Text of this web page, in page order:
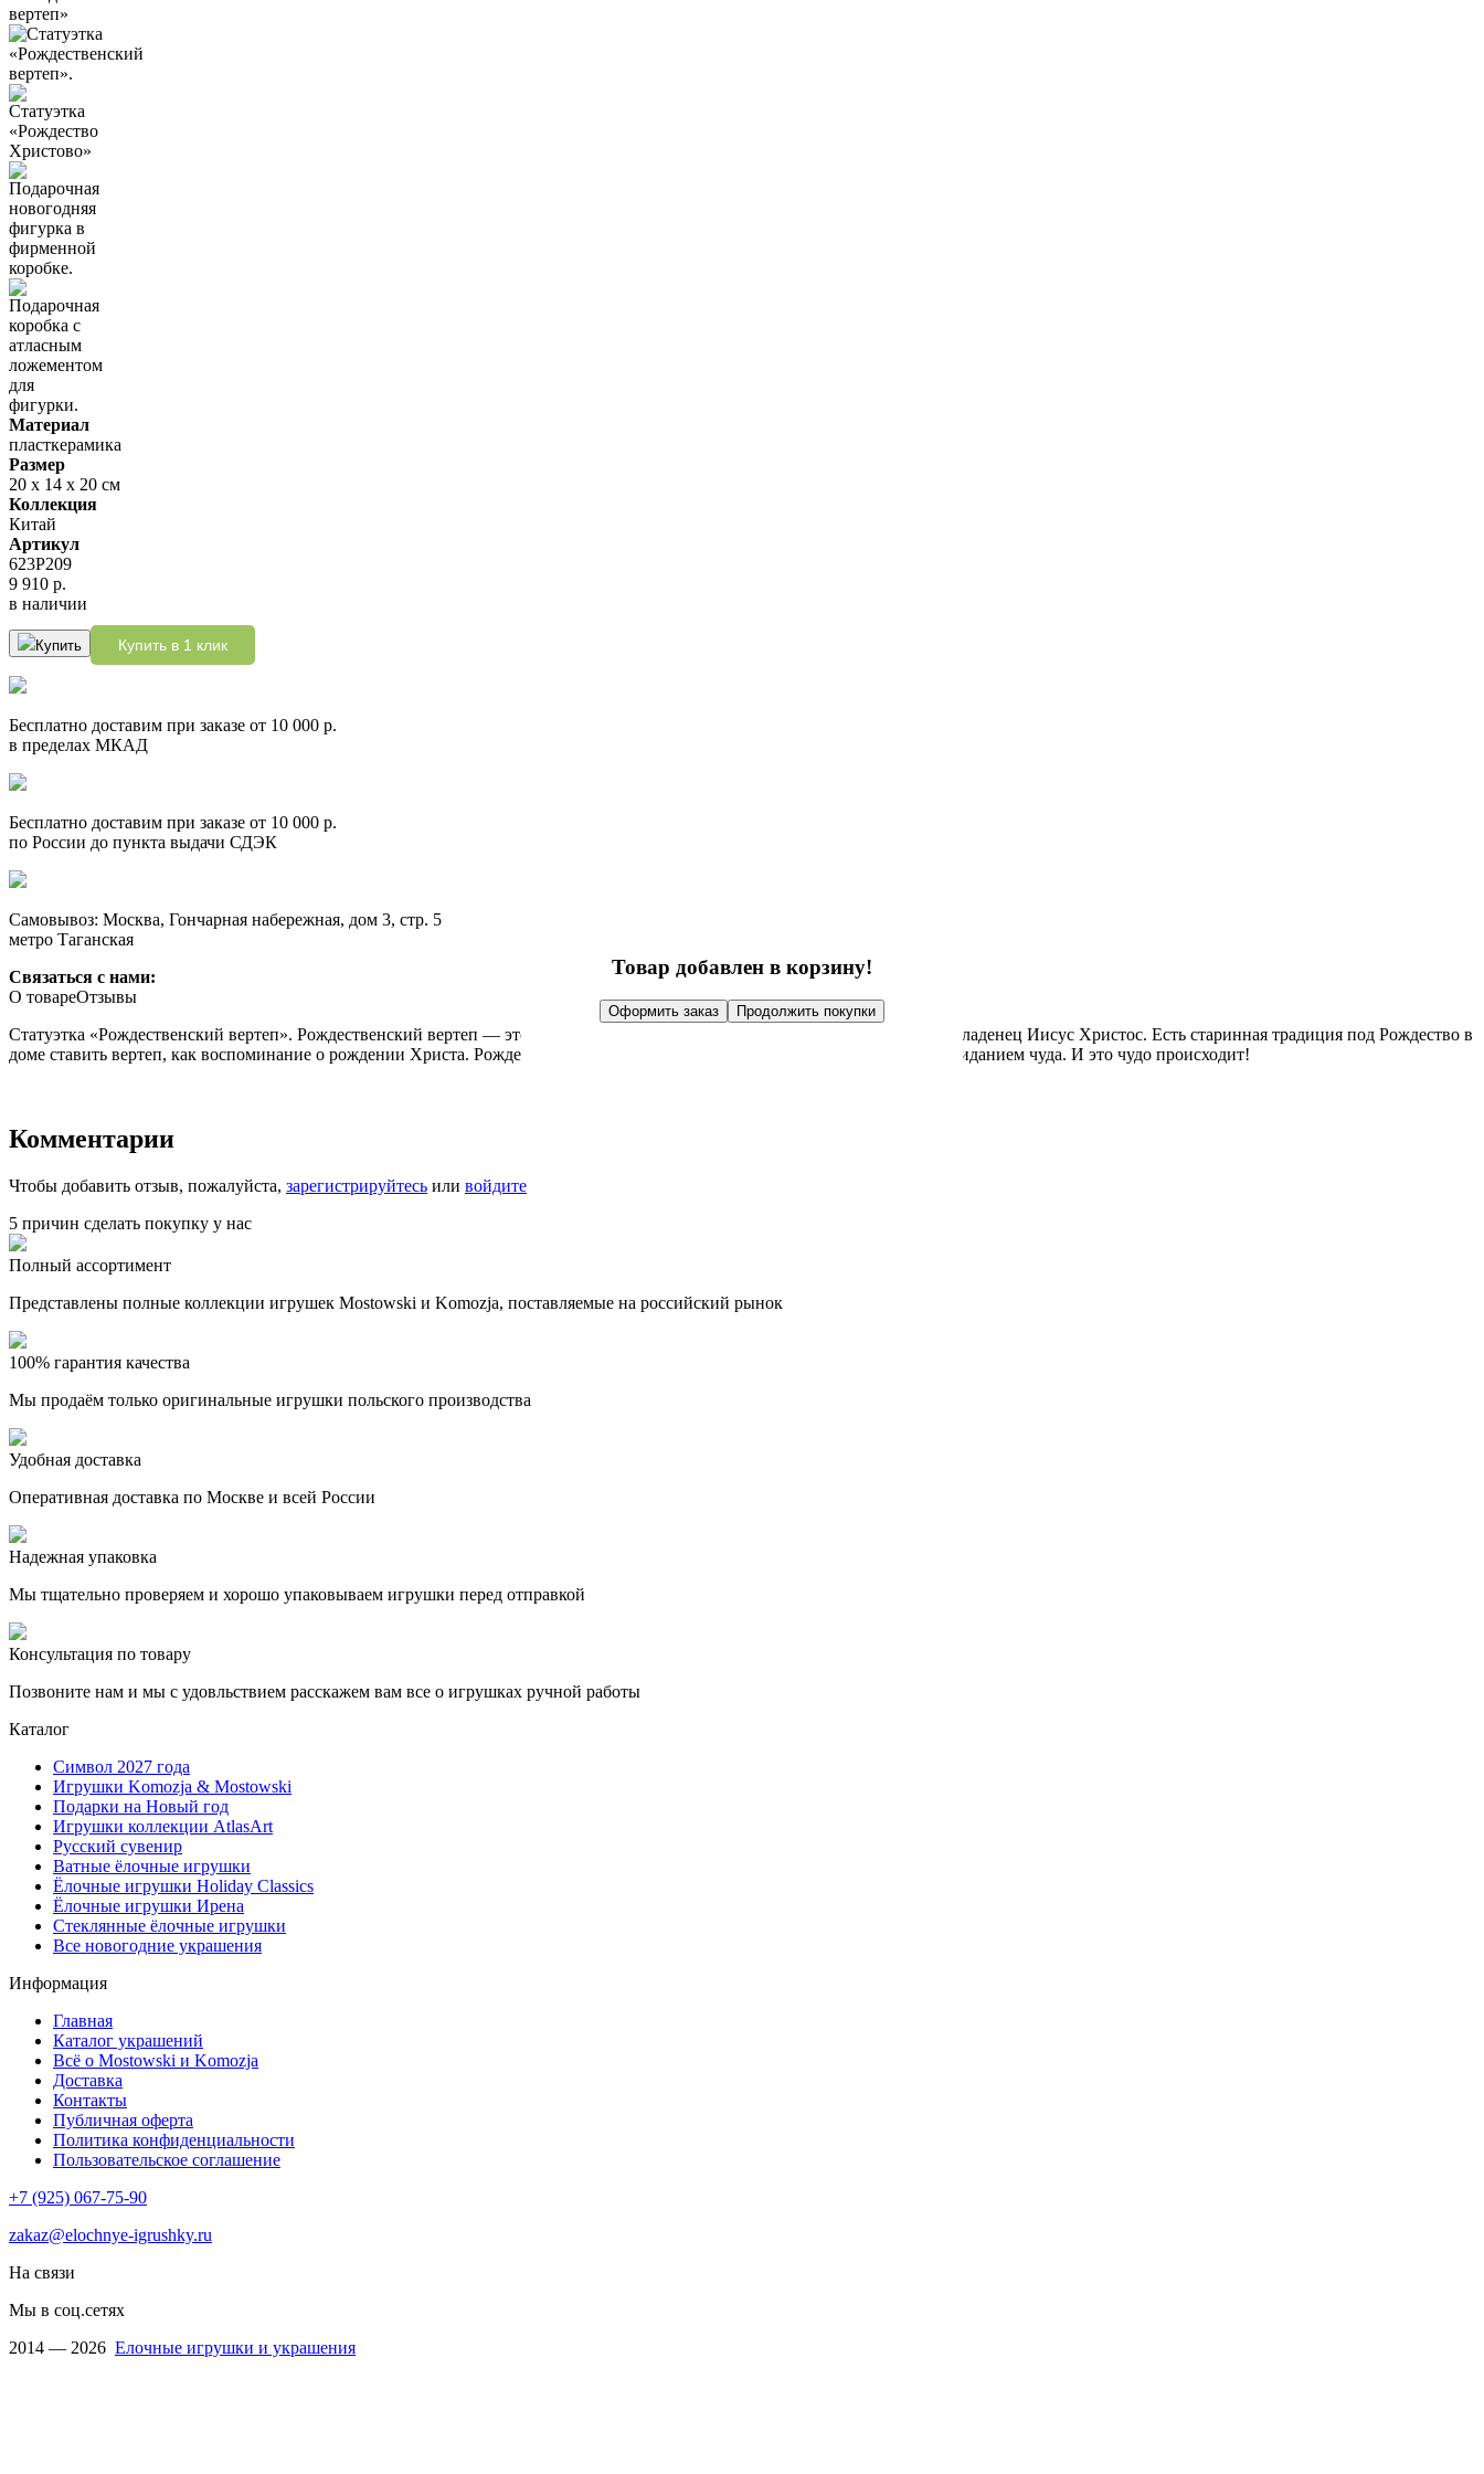
Материал
пласткерамика
Размер
20 х 14 х 20 см
Коллекция
Китай
Артикул
623Р209
9 910 р.
в наличии
Купить Купить в 1 клик
Бесплатно доставим при заказе от 10 000 р.
в пределах МКАД
Бесплатно доставим при заказе от 10 000 р.
по России до пункта выдачи СДЭК
Самовывоз: Москва, Гончарная набережная, дом 3, стр. 5
метро Таганская
Связаться с нами:
О товареОтзывы
Статуэтка «Рождественский вертеп». Рождественский вертеп — это изображение Вифлеемской пещеры в которой родился младенец Иисус Христос. Есть старинная традиция под Рождество в
доме ставить вертеп, как воспоминание о рождении Христа. Рождество Христово — это время, когда сердце наполняется ожиданием чуда. И это чудо происходит!
Комментарии
Чтобы добавить отзыв, пожалуйста, зарегистрируйтесь или войдите
5 причин сделать покупку у нас
Полный ассортимент
Представлены полные коллекции игрушек Mostowski и Komozja, поставляемые на российский рынок
100% гарантия качества
Мы продаём только оригинальные игрушки польского производства
Удобная доставка
Оперативная доставка по Москве и всей России
Надежная упаковка
Мы тщательно проверяем и хорошо упаковываем игрушки перед отправкой
Консультация по товару
Позвоните нам и мы с удовльствием расскажем вам все о игрушках ручной работы
Каталог
Символ 2027 года
Игрушки Komozja & Mostowski
Подарки на Новый год
Игрушки коллекции AtlasArt
Русский сувенир
Ватные ёлочные игрушки
Ёлочные игрушки Holiday Classics
Ëлочные игрушки Ирена
Стеклянные ёлочные игрушки
Все новогодние украшения
Информация
Главная
Каталог украшений
Всё о Mostowski и Komozja
Доставка
Контакты
Публичная оферта
Политика конфиденциальности
Пользовательское соглашение
+7 (925) 067-75-90
zakaz@elochnye-igrushky.ru
На связи
Мы в соц.сетях
2014 — 2026 Елочные игрушки и украшения
Товар добавлен в корзину!
Оформить заказ Продолжить покупки